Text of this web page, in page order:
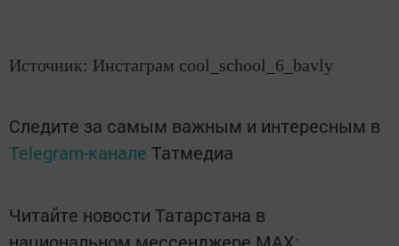
Источник: Инстаграм cool_school_6_bavly
Следите за самым важным и интересным в
Telegram-канале Татмедиа
Читайте новости Татарстана в